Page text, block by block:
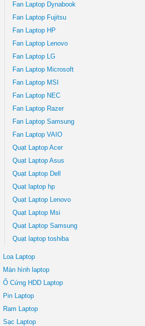
Fan Laptop Dynabook
Fan Laptop Fujitsu
Fan Laptop HP
Fan Laptop Lenovo
Fan Laptop LG
Fan Laptop Microsoft
Fan Laptop MSI
Fan Laptop NEC
Fan Laptop Razer
Fan Laptop Samsung
Fan Laptop VAIO
Quạt Laptop Acer
Quạt Laptop Asus
Quạt Laptop Dell
Quạt laptop hp
Quạt Laptop Lenovo
Quạt Laptop Msi
Quạt Laptop Samsung
Quạt laptop toshiba
Loa Laptop
Màn hình laptop
Ổ Cứng HDD Laptop
Pin Laptop
Ram Laptop
Sạc Laptop